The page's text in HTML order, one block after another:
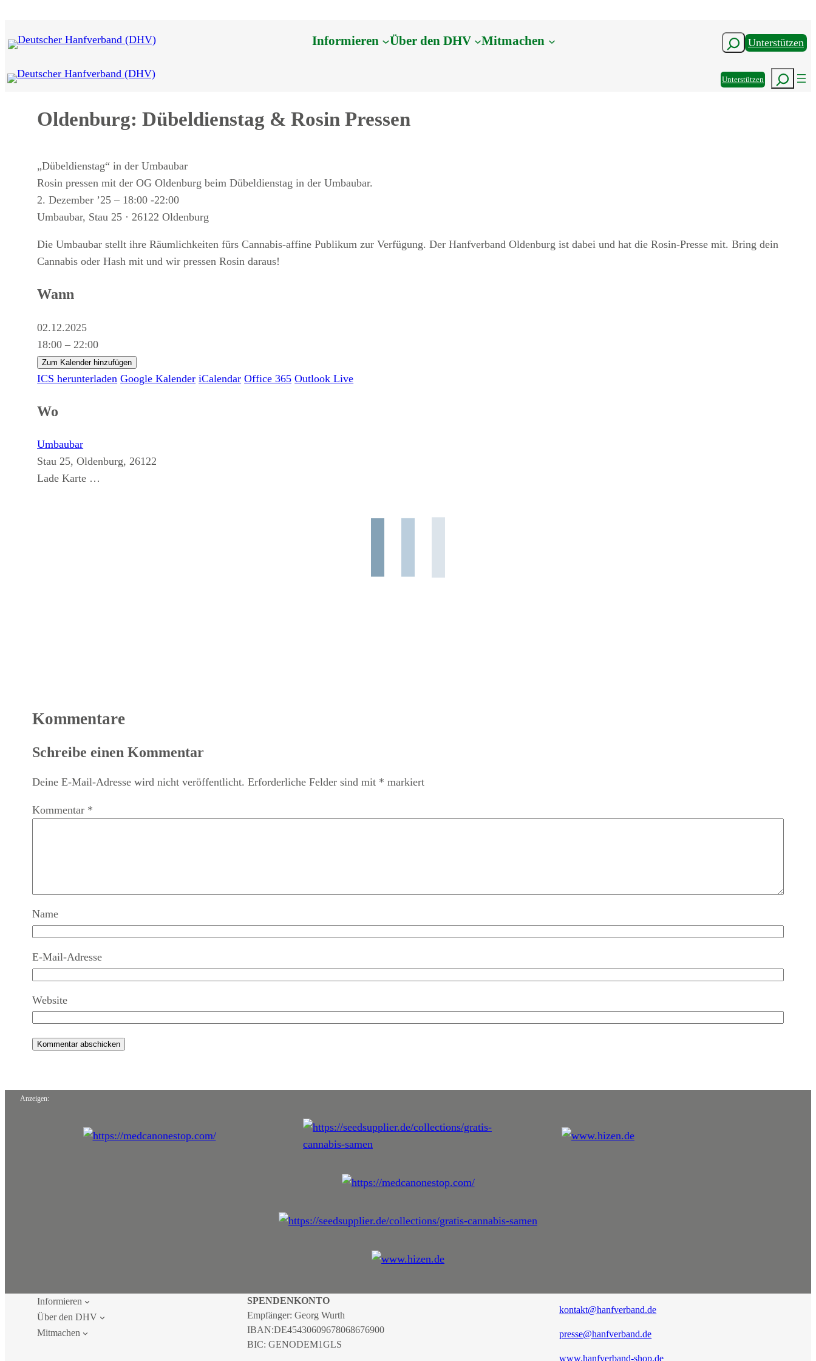
springen
Informieren Über den DHV Mitmachen SuchenUnterstützen
UnterstützenSuchen
Oldenburg: Dübeldienstag & Rosin Pressen
„Dübeldienstag“ in der Umbaubar
Rosin pressen mit der OG Oldenburg beim Dübeldienstag in der Umbaubar.
2. Dezember ’25 – 18:00 -22:00
Umbaubar, Stau 25 · 26122 Oldenburg
Die Umbaubar stellt ihre Räumlichkeiten fürs Cannabis-affine Publikum zur Verfügung. Der Hanfverband Oldenburg ist dabei und hat die Rosin-Presse mit. Bring dein
Cannabis oder Hash mit und wir pressen Rosin daraus!
Wann
02.12.2025
18:00 – 22:00
Zum Kalender hinzufügen
ICS herunterladen Google Kalender iCalendar Office 365 Outlook Live
Wo
Umbaubar
Stau 25, Oldenburg, 26122
Lade Karte …
Kommentare
Schreibe einen Kommentar
Deine E-Mail-Adresse wird nicht veröffentlicht. Erforderliche Felder sind mit * markiert
Kommentar *
Name
E-Mail-Adresse
Website
Anzeigen:
Informieren
Über den DHV
Mitmachen
SPENDENKONTO
Empfänger: Georg Wurth
IBAN:DE45430609678068676900
BIC: GENODEM1GLS
kontakt@hanfverband.de
presse@hanfverband.de
www.hanfverband-shop.de